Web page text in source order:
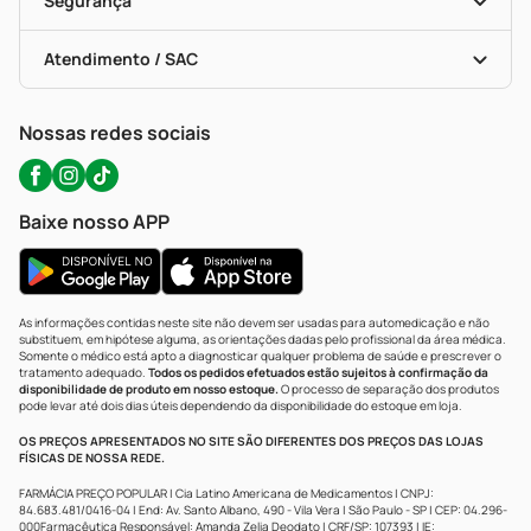
Troca E Devolução
Bulas De A A Z
Políticas De Marketplace
Testes Rápidos
Autoteste Covid-19
Certificado De Segurança
Portal Da Privacidade
Atendimento / SAC
WhatsApp (47) 9202-1687
Nossas redes sociais
Baixe nosso APP
As informações contidas neste site não devem ser usadas para automedicação e não
substituem, em hipótese alguma, as orientações dadas pelo profissional da área médica.
Somente o médico está apto a diagnosticar qualquer problema de saúde e prescrever o
tratamento adequado. Todos os pedidos efetuados estão sujeitos à confirmação da
disponibilidade de produto em nosso estoque.O processo de separação dos produtos
pode levar até dois dias úteis dependendo da disponibilidade do estoque em loja.
OS PREÇOS APRESENTADOS NO SITE SÃO DIFERENTES DOS PREÇOS DAS LOJAS
FÍSICAS DE NOSSA REDE.
FARMÁCIA PREÇO POPULAR | Cia Latino Americana de Medicamentos | CNPJ:
84.683.481/0416-04 | End: Av. Santo Albano, 490 - Vila Vera | São Paulo - SP | CEP: 04.296-
000Farmacêutica Responsável: Amanda Zelia Deodato | CRF/SP: 107393 | IE: